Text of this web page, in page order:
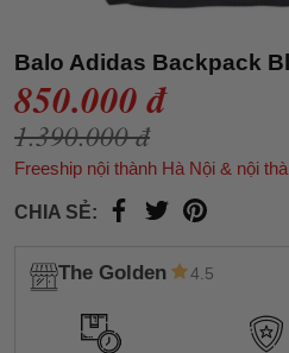
Balo Adidas Backpack
850.000 đ
1.390.000 đ
Freeship nội thành Hà Nội & nội
CHIA SẺ:
The Golden 4.5